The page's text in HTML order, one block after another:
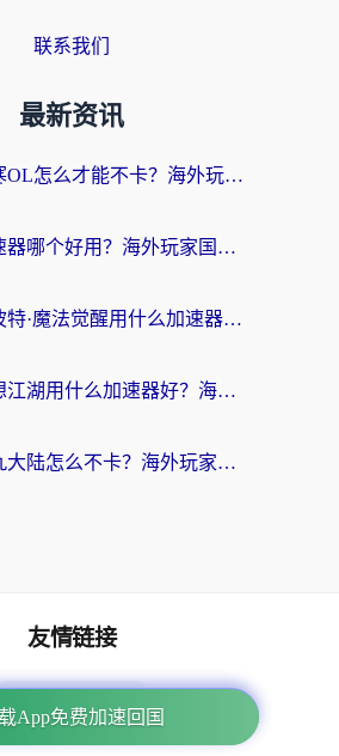
联系我们
最新资讯
澳洲打逆水寒OL怎么才能不卡？海外玩家国服游戏加速终极指南（附梦幻模拟战地铁跑酷解决办法）
艾希国外加速器哪个好用？海外玩家国服游戏畅玩终极指南（附欧洲玩鸣潮街头篮球实测）
美国玩哈利波特·魔法觉醒用什么加速器？告别延迟的终极指南（含免费QQ炫舞方案+印尼妄想山海秘籍）
在欧洲打幻想江湖用什么加速器好？海外玩家国服游戏畅玩指南
加拿大玩第九大陆怎么不卡？海外玩家国服游戏加速全攻略（附足球世界萤火突击实测）
App免费加速回国
友情链接
App免费加速回国